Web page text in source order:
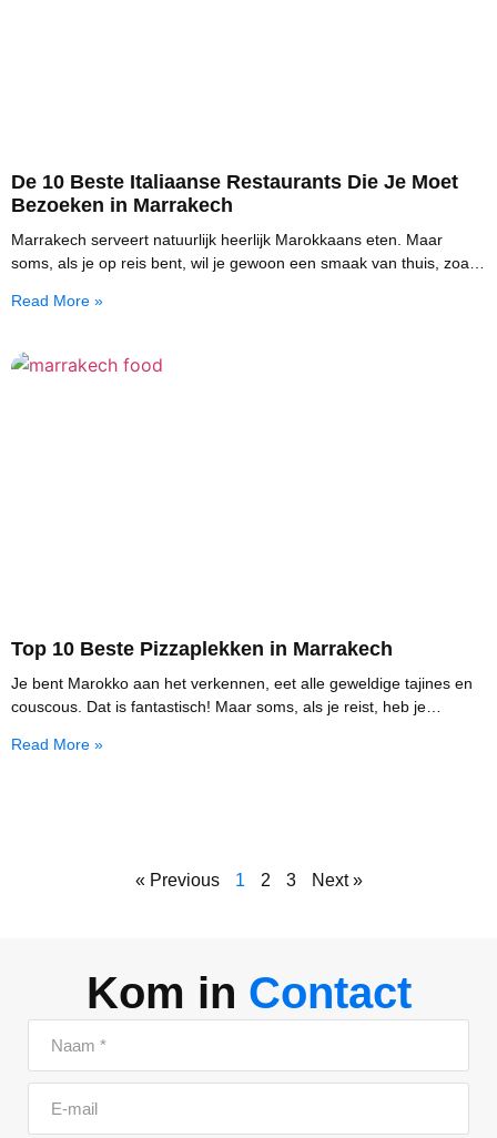
De 10 Beste Italiaanse Restaurants Die Je Moet
Bezoeken in Marrakech
Marrakech serveert natuurlijk heerlijk Marokkaans eten. Maar
soms, als je op reis bent, wil je gewoon een smaak van thuis, zoals
Read More »
Top 10 Beste Pizzaplekken in Marrakech
Je bent Marokko aan het verkennen, eet alle geweldige tajines en
couscous. Dat is fantastisch! Maar soms, als je reist, heb je
Read More »
« Previous 1 2 3 Next »
Kom in Contact